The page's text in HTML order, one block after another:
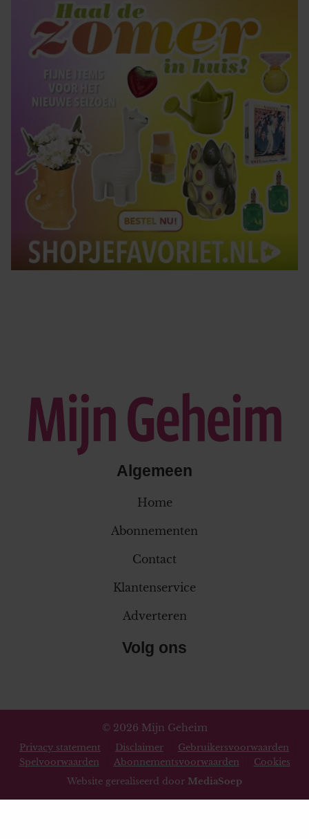
Algemeen
Home
Abonnementen
Contact
Klantenservice
Adverteren
Volg ons
© 2026 Mijn Geheim
Privacy statement Disclaimer
Gebruikersvoorwaarden
Spelvoorwaarden
Abonnementsvoorwaarden
Cookies
Website gerealiseerd door MediaSoep